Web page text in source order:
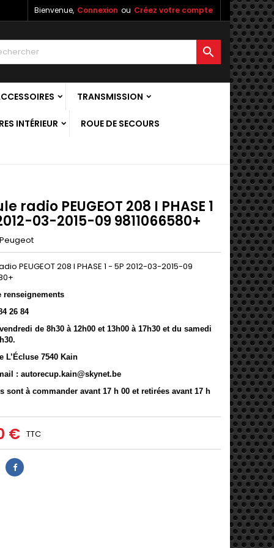
Bienvenue, Connexion ou Créez votre compte

TRANSMISSION
INTÉRIEUR ROUE DE SECOURS
radio PEUGEOT 208 I PHASE 1
03-2015-09 9811066580+
Peugeot
PEUGEOT 208 I PHASE 1 - 5P 2012-03-2015-09
renseignements
26 84
de 8h30 à 12h00 et 13h00 à 17h30 et du samedi
L’Écluse 7540 Kain
: autorecup.kain@skynet.be
sont à commander avant 17 h 00 et retirées avant 17 h
€ TTC